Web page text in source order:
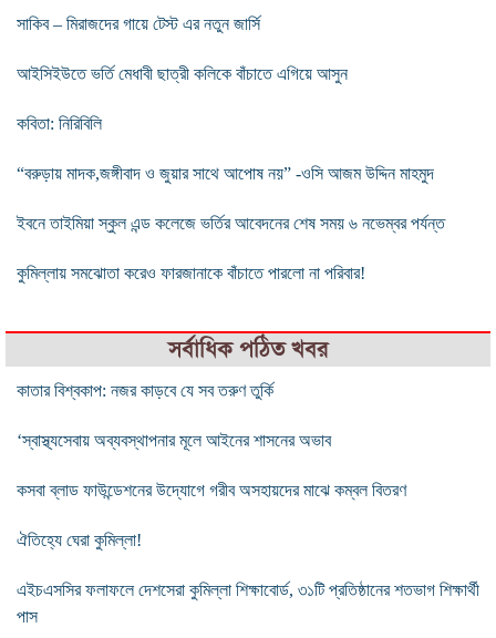
সাকিব – মিরাজদের গায়ে টেস্ট এর নতুন জার্সি
আইসিইউতে ভর্তি মেধাবী ছাত্রী কলিকে বাঁচাতে এগিয়ে আসুন
কবিতা: নিরিবিলি
“বরুড়ায় মাদক,জঙ্গীবাদ ও জুয়ার সাথে আপোষ নয়” -ওসি আজম উদ্দিন মাহমুদ
ইবনে তাইমিয়া স্কুল এন্ড কলেজে ভর্তির আবেদনের শেষ সময় ৬ নভেম্বর পর্যন্ত
কুমিল্লায় সমঝোতা করেও ফারজানাকে বাঁচাতে পারলো না পরিবার!
সর্বাধিক পঠিত খবর
কাতার বিশ্বকাপ: নজর কাড়বে যে সব তরুণ তুর্কি
‘স্বাস্থ্যসেবায় অব্যবস্থাপনার মূলে আইনের শাসনের অভাব
কসবা ব্লাড ফাউন্ডেশনের উদ্যোগে গরীব অসহায়দের মাঝে কম্বল বিতরণ
ঐতিহ্যে ঘেরা কুমিল্লা!
এইচএসসির ফলাফলে দেশসেরা কুমিল্লা শিক্ষাবোর্ড, ৩১টি প্রতিষ্ঠানের শতভাগ শিক্ষার্থী
পাস